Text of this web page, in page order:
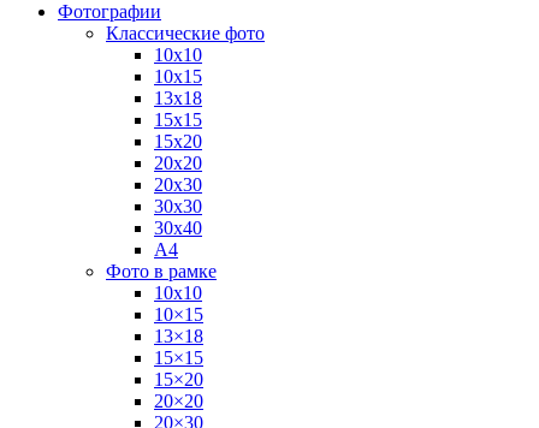
Фотографии
Классические фото
10х10
10х15
13х18
15х15
15х20
20х20
20х30
30х30
30х40
А4
Фото в рамке
10х10
10×15
13×18
15×15
15×20
20×20
20×30